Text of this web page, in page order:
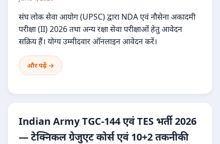
संघ लोक सेवा आयोग (UPSC) द्वारा NDA एवं नौसेना अकादमी
परीक्षा (II) 2026 तथा अन्य रक्षा सेवा परीक्षाओं हेतु आवेदन
सक्रिय हैं। योग्य उम्मीदवार ऑनलाइन आवेदन करें।
और पढ़ें →
Indian Army TGC-144 एवं TES भर्ती 2026
— टेक्निकल ग्रेजुएट कोर्स एवं 10+2 तकनीकी